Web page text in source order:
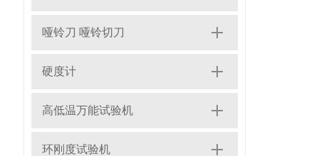
哑铃刀 哑铃切刀
硬度计
高低温万能试验机
环刚度试验机